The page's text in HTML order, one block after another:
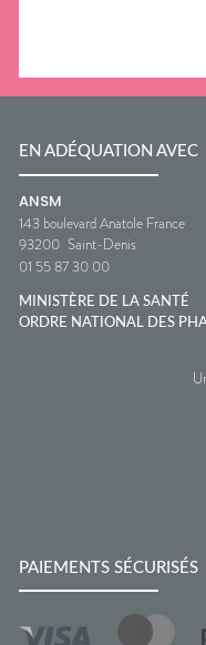
EN ADÉQUATION AVEC
ANSM
143 boulevard Anatole France
93200 Saint-Denis
01 55 87 30 00
MINISTÈRE DE LA SANTÉ
ORDRE NATIONAL DES
PAIEMENTS SÉCURISÉS